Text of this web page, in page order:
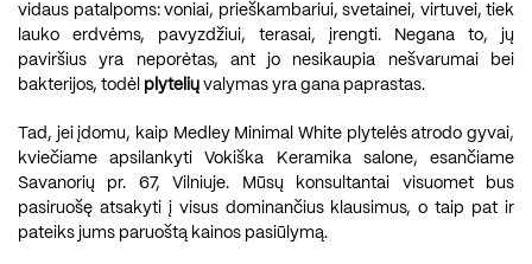
vidaus patalpoms: voniai, prieškambariui, svetainei, virtuvei, tiek
lauko erdvėms, pavyzdžiui, terasai, įrengti. Negana to, jų
paviršius yra neporėtas, ant jo nesikaupia nešvarumai bei
bakterijos, todėl plytelių valymas yra gana paprastas.
Tad, jei įdomu, kaip Medley Minimal White plytelės atrodo gyvai,
kviečiame apsilankyti Vokiška Keramika salone, esančiame
Savanorių pr. 67, Vilniuje. Mūsų konsultantai visuomet bus
pasiruošę atsakyti į visus dominančius klausimus, o taip pat ir
pateiks jums paruoštą kainos pasiūlymą.